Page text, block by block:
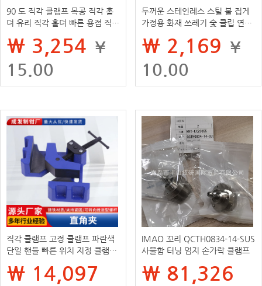
90 도 직각 클램프 목공 직각 홀
더 유리 직각 홀더 빠른 용접 직각
₩ 3,254 ¥
15.00
두꺼운 스테인레스 스틸 불 집게
가정용 화재 쓰레기 숯 클립 연장
₩ 2,169 ¥
10.00
직각 클램프 고정 클램프 파란색
단일 핸들 빠른 위치 지정 클램프
직각 클램프
₩ 14,097
IMAO 꼬리 QCTH0834-14-SUS
사물함 터닝 엄지 손가락 클램프
₩ 81,326